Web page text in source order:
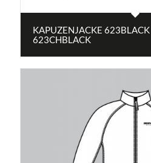
KAPUZENJACKE
623CHBLACK